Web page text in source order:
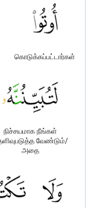
கொடுக்கப்பட்டார்கள்
நிச்சயமாக நீங்கள்
வேண்டும்/
அதை